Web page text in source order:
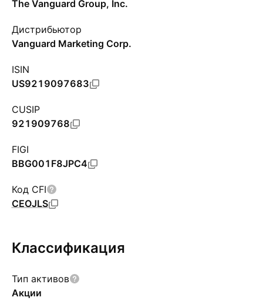
The Vanguard Group, Inc.
Дистрибьютор
Vanguard Marketing Corp.
ISIN
US9219097683
CUSIP
921909768
FIGI
BBG001F8JPC4
Код CFI
CEOJLS
Классификация
Тип активов
Акции